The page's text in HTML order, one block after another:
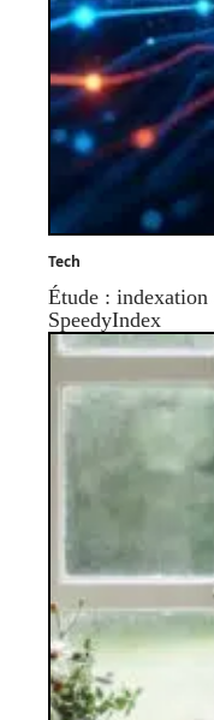
Tech
Étude : indexation
SpeedyIndex